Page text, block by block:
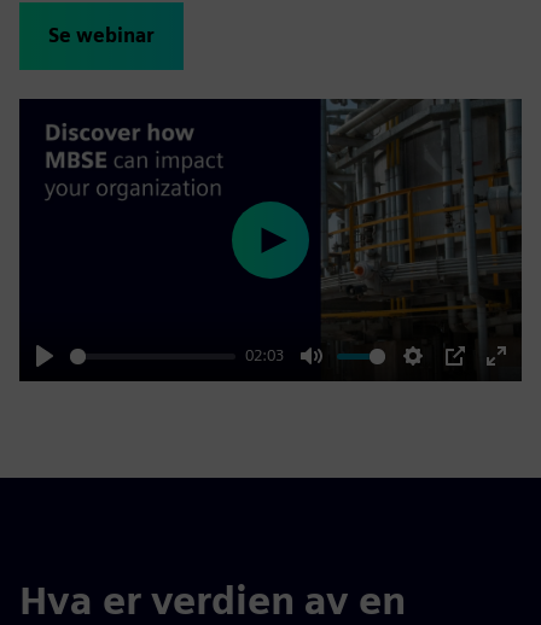
Se webinar
Play
02:03
Mute Settings
PIP
Enter
Play
Hva er verdien av en